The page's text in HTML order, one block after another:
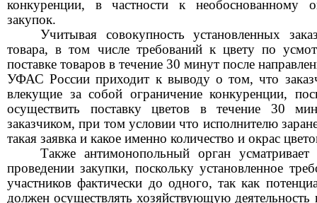
конкуренции, в частности к необоснованному
закупок.
Учитывая совокупность установленных
товара, в том числе требований к цвету по
поставке товаров в течение 30 минут после
УФАС России приходит к выводу о том, что
влекущие за собой ограничение конкуренции,
осуществить поставку цветов в течение 30
заказчиком, при том условии что исполнителю
такая заявка и какое именно количество и окрас
Также антимонопольный орган
проведении закупки, поскольку установленное
участниковфактически до одного, так как
долженосуществлять хозяйствующую деятельность